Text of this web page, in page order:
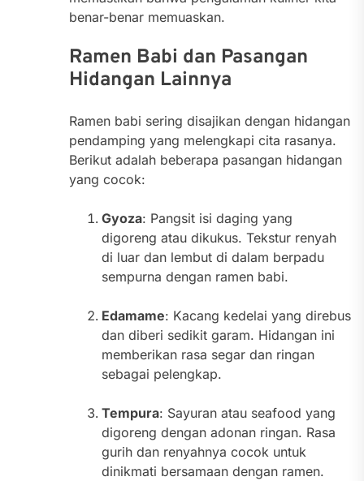
benar-benar memuaskan.
Ramen Babi dan Pasangan
Hidangan Lainnya
Ramen babi sering disajikan dengan hidangan
pendamping yang melengkapi cita rasanya.
Berikut adalah beberapa pasangan hidangan
yang cocok:
Gyoza: Pangsit isi daging yang
digoreng atau dikukus. Tekstur renyah
di luar dan lembut di dalam berpadu
sempurna dengan ramen babi.
Edamame: Kacang kedelai yang direbus
dan diberi sedikit garam. Hidangan ini
memberikan rasa segar dan ringan
sebagai pelengkap.
Tempura: Sayuran atau seafood yang
digoreng dengan adonan ringan. Rasa
gurih dan renyahnya cocok untuk
dinikmati bersamaan dengan ramen.